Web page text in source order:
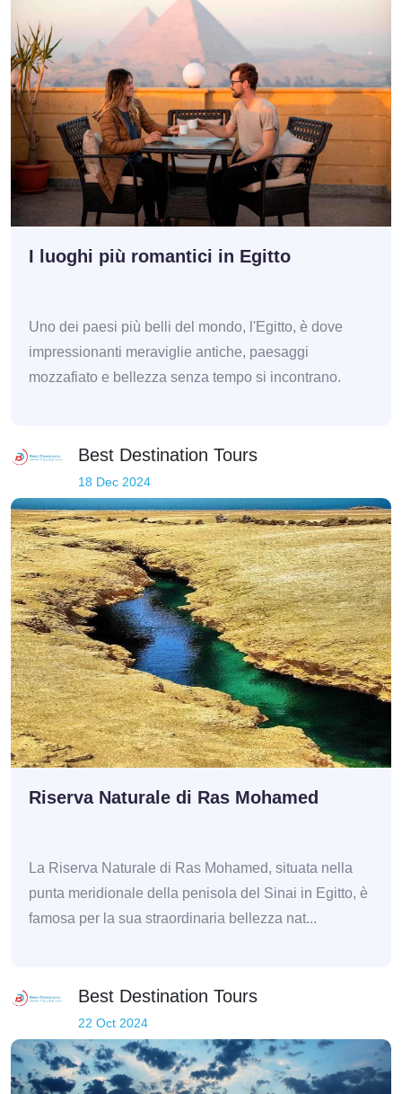
I luoghi più romantici in Egitto
Uno dei paesi più belli del mondo, l'Egitto, è dove
impressionanti meraviglie antiche, paesaggi
mozzafiato e bellezza senza tempo si incontrano.
Best Destination Tours
18 Dec 2024
Riserva Naturale di Ras Mohamed
La Riserva Naturale di Ras Mohamed, situata nella
punta meridionale della penisola del Sinai in Egitto, è
famosa per la sua straordinaria bellezza nat...
Best Destination Tours
22 Oct 2024